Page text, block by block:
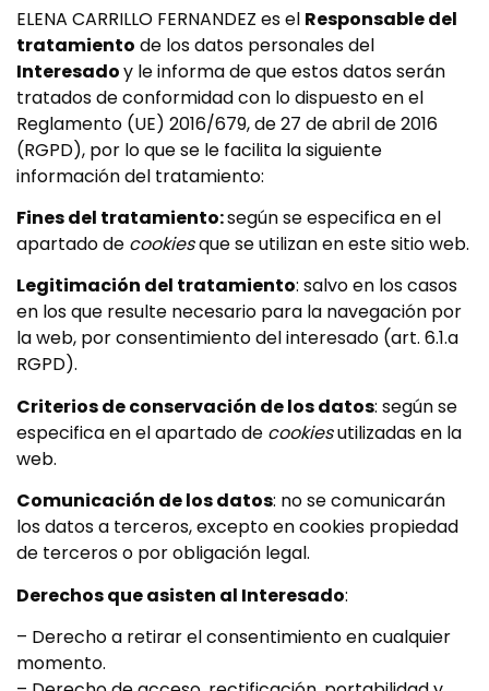
ELENA CARRILLO FERNANDEZ es el Responsable del
tratamiento de los datos personales del
Interesadoy le informa de que estos datos serán
tratados de conformidad con lo dispuesto en el
Reglamento (UE) 2016/679, de 27 de abril de 2016
(RGPD), por lo que se le facilita la siguiente
información del tratamiento:
Fines del tratamiento:según se especifica en el
apartado de cookiesque se utilizan en este sitio web.
Legitimación del tratamiento: salvo en los casos
en los que resulte necesario para la navegación por
la web, por consentimiento del interesado (art. 6.1.a
RGPD).
Criterios de conservación de los datos: según se
especifica en el apartado de cookiesutilizadas en la
web.
Comunicación de los datos: no se comunicarán
los datos a terceros, excepto en cookies propiedad
de terceros o por obligación legal.
Derechos que asisten al Interesado:
– Derecho a retirar el consentimiento en cualquier
momento.